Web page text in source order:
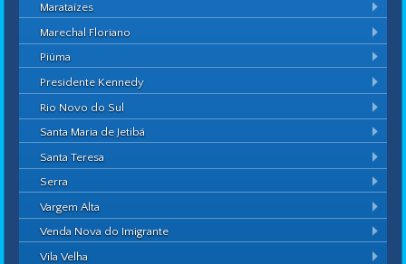
Marataízes
Marechal Floriano
Piúma
Presidente Kennedy
Rio Novo do Sul
Santa Maria de Jetibá
Santa Teresa
Serra
Vargem Alta
Venda Nova do Imigrante
Vila Velha